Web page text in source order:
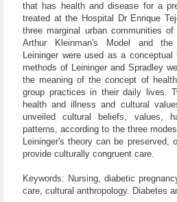
that has health and disease for a
treated at the Hospital Dr Enrique
three marginal urban communities of
Arthur Kleinman's Model and
Leininger were used as a conceptual
methods of Leininger and Spradley
the meaning of the concept of
group practices in their daily lives.
health and illness and cultural
unveiled cultural beliefs, values,
patterns, according to the three
Leininger's theory can be preserved,
provide culturally congruent care.
Keywords: Nursing, diabetic
care, cultural anthropology. Diabetes